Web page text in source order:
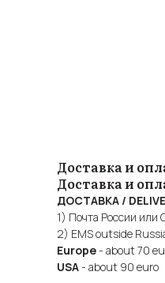
Доставка и
Доставка и
ДОСТАВКА /
1) Почта России
2) EMS outside
Europe- about 70
USA- about 90 euro